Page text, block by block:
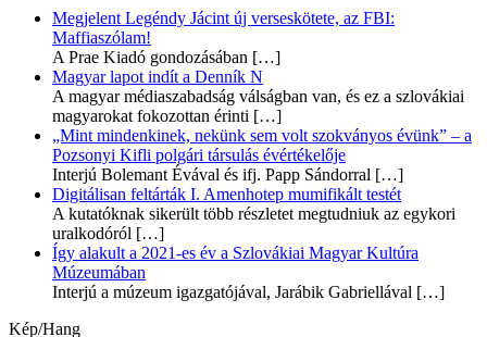
Megjelent Legéndy Jácint új verseskötete, az FBI:
Maffiaszólam!
A Prae Kiadó gondozásában […]
Magyar lapot indít a Denník N
A magyar médiaszabadság válságban van, és ez a szlovákiai
magyarokat fokozottan érinti […]
„Mint mindenkinek, nekünk sem volt szokványos évünk” – a
Pozsonyi Kifli polgári társulás évértékelője
Interjú Bolemant Évával és ifj. Papp Sándorral […]
Digitálisan feltárták I. Amenhotep mumifikált testét
A kutatóknak sikerült több részletet megtudniuk az egykori
uralkodóról […]
Így alakult a 2021-es év a Szlovákiai Magyar Kultúra
Múzeumában
Interjú a múzeum igazgatójával, Jarábik Gabriellával […]
Kép/Hang